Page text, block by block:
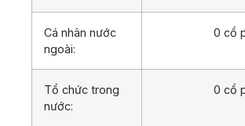
Cá nhân nước
ngoài:
0 cổ
Tổ chức trong
nước:
0 cổ